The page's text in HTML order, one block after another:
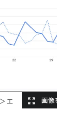
エ